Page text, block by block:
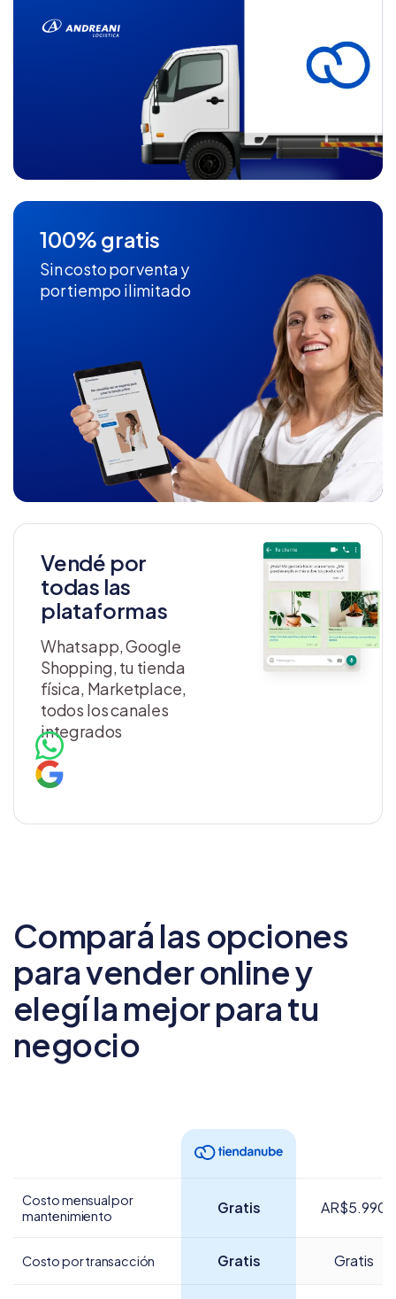
100% gratis
Sin costo por venta y
por tiempo ilimitado
Vendé por
todas las
plataformas
Whatsapp, Google
Shopping, tu tienda
física, Marketplace,
todos los canales
integrados
Compará las opciones
para vender onliney
elegí la mejor para tu
negocio
Costo mensual por
mantenimiento
Gratis AR$5.990
Costo por transacción Gratis Gratis